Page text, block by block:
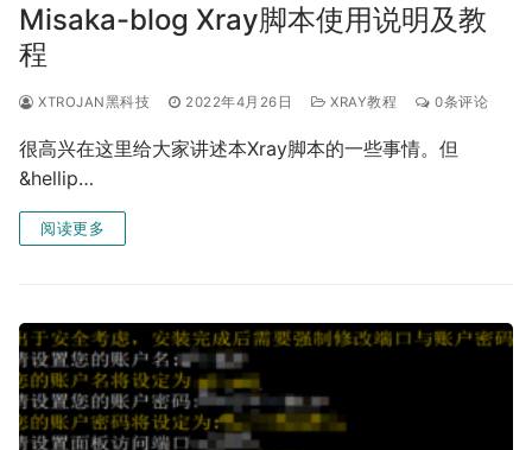
Misaka-blog Xray脚本使用说明及教
程
XTROJAN黑科技 2022年4月26日 XRAY教程 0条评论
很高兴在这里给大家讲述本Xray脚本的一些事情。但
&hellip…
阅读更多